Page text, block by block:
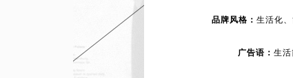
品牌风格： 生活化
广告语： 生